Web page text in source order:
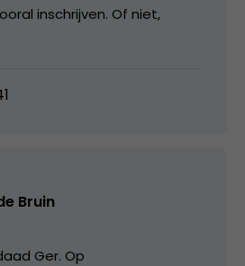
inschrijven. Of niet,
Bruin
Ger. Op